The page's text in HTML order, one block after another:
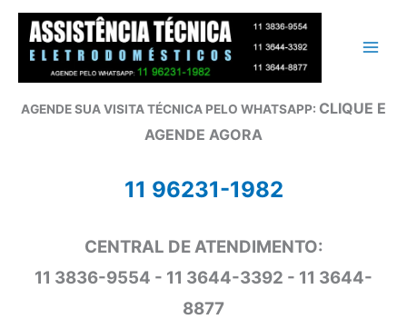
conteúdo
AGENDE SUA VISITA TÉCNICA PELO WHATSAPP: CLIQUE E
AGENDE AGORA
11 96231-1982
CENTRAL DE ATENDIMENTO:
11 3836-9554 - 11 3644-3392 - 11 3644-
8877